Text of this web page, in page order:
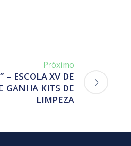
Próximo
– ESCOLA XV DE
GANHA KITS DE
LIMPEZA